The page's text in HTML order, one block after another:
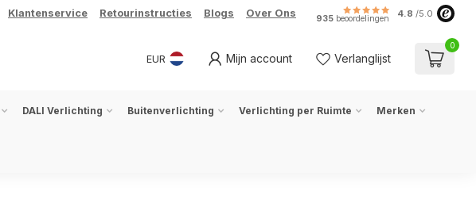
Klantenservice Retourinstructies Blogs Over Ons 935 beoordelingen 4.8 /5.0
EUR Mijn account Verlanglijst
0
DALI Verlichting Buitenverlichting Verlichting per Ruimte Merken